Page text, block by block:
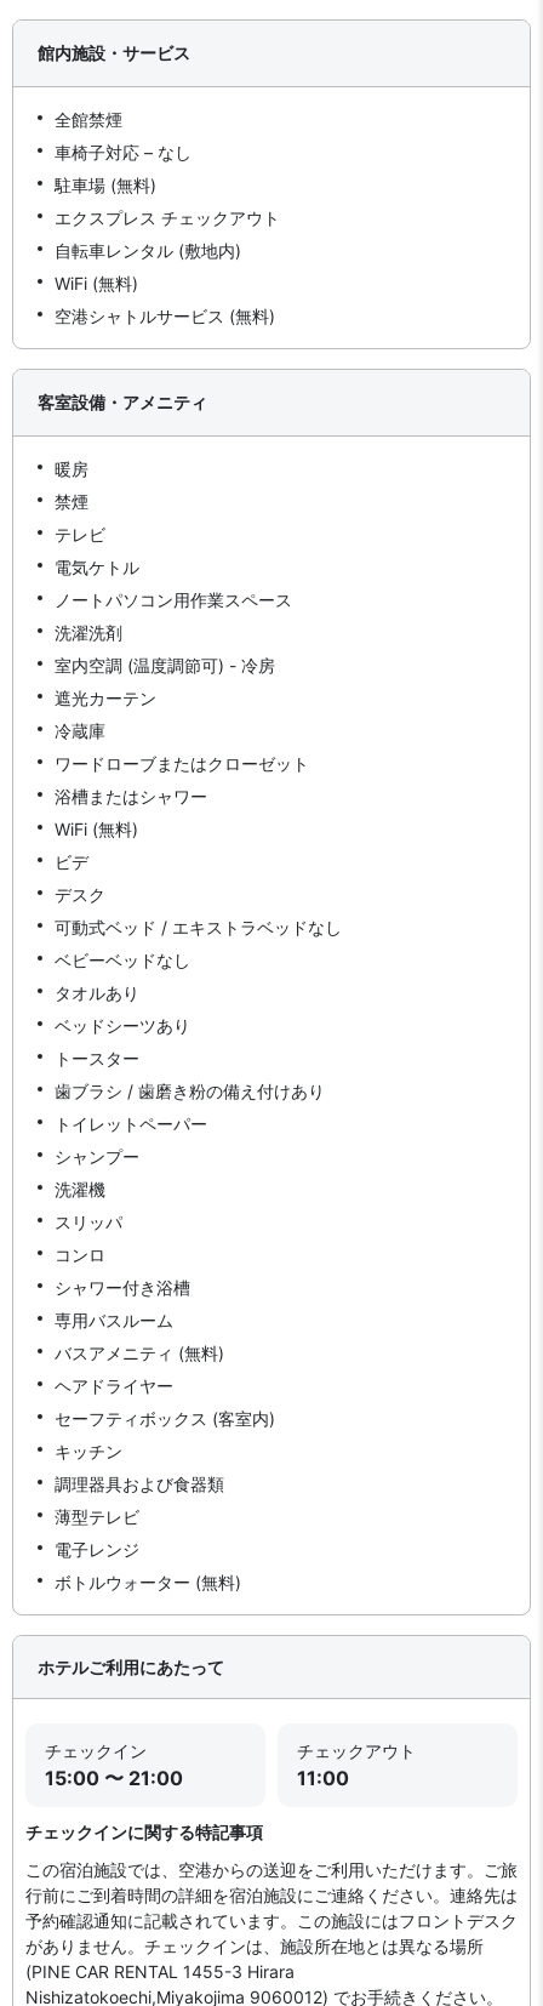
館内施設・サービス
全館禁煙
車椅子対応 – なし
駐車場 (無料)
エクスプレス チェックアウト
自転車レンタル (敷地内)
WiFi (無料)
空港シャトルサービス (無料)
客室設備・アメニティ
暖房
禁煙
テレビ
電気ケトル
ノートパソコン用作業スペース
洗濯洗剤
室内空調 (温度調節可) - 冷房
遮光カーテン
冷蔵庫
ワードローブまたはクローゼット
浴槽またはシャワー
WiFi (無料)
ビデ
デスク
可動式ベッド / エキストラベッドなし
ベビーベッドなし
タオルあり
ベッドシーツあり
トースター
歯ブラシ / 歯磨き粉の備え付けあり
トイレットペーパー
シャンプー
洗濯機
スリッパ
コンロ
シャワー付き浴槽
専用バスルーム
バスアメニティ (無料)
ヘアドライヤー
セーフティボックス (客室内)
キッチン
調理器具および食器類
薄型テレビ
電子レンジ
ボトルウォーター (無料)
ホテルご利用にあたって
チェックイン
15:00 〜 21:00
チェックアウト
11:00
チェックインに関する特記事項
この宿泊施設では、空港からの送迎をご利用いただけます。ご旅
行前にご到着時間の詳細を宿泊施設にご連絡ください。連絡先は
予約確認通知に記載されています。この施設にはフロントデスク
がありません。チェックインは、施設所在地とは異なる場所
(PINE CAR RENTAL 1455-3 Hirara
Nishizatokoechi,Miyakojima 9060012) でお手続きください。